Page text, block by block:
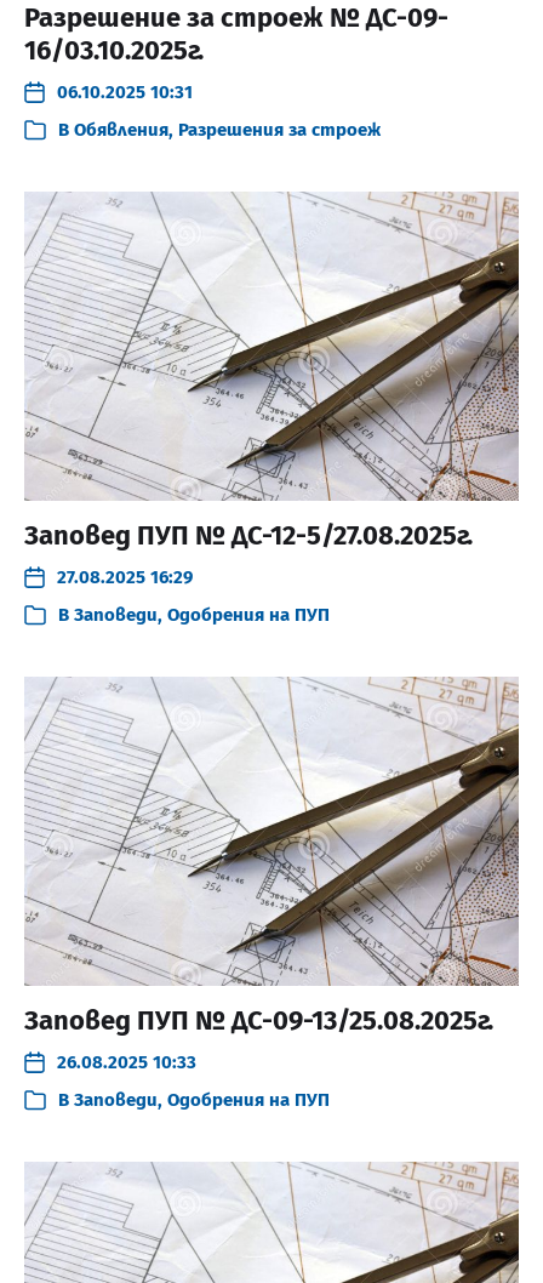
Разрешение за строеж № ДС-09-
16/03.10.2025г.
06.10.2025 10:31
В Обявления, Разрешения за строеж
Заповед ПУП № ДС-12-5/27.08.2025г.
27.08.2025 16:29
В Заповеди, Одобрения на ПУП
Заповед ПУП № ДС-09-13/25.08.2025г.
26.08.2025 10:33
В Заповеди, Одобрения на ПУП